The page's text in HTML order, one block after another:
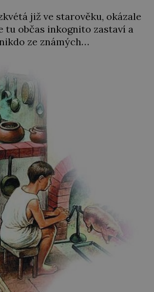
již ve starověku, okázale
tu občas inkognito zastaví a
ze známých…